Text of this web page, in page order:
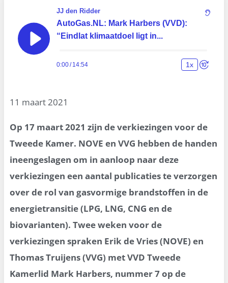
11 maart 2021
Op 17 maart 2021 zijn de verkiezingen voor de
Tweede Kamer. NOVE en VVG hebben de handen
ineengeslagen om in aanloop naar deze
verkiezingen een aantal publicaties te verzorgen
over de rol van gasvormige brandstoffen in de
energietransitie (LPG, LNG, CNG en de
biovarianten). Twee weken voor de
verkiezingen spraken Erik de Vries (NOVE) en
Thomas Truijens (VVG) met VVD Tweede
Kamerlid Mark Harbers, nummer 7 op de